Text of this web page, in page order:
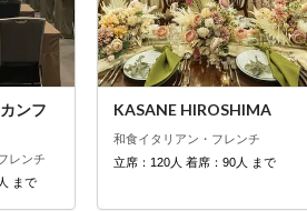
ンフ
レンチ
まで
KASANE HIROSHIMA
和食イタリアン・フレンチ
立席：120人 着席：90人 まで